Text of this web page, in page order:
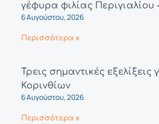
γέφυρα φιλίας Περιγιαλίου
6 Αυγούστου, 2026
Περισσότερα »
Τρεις σημαντικές εξελίξεις
Κορινθίων
6 Αυγούστου, 2026
Περισσότερα »